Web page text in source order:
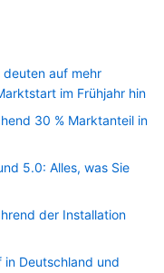
auf mehr
im Frühjahr hin
30 % Marktanteil in
5.0: Alles, was Sie
der Installation
Deutschland und